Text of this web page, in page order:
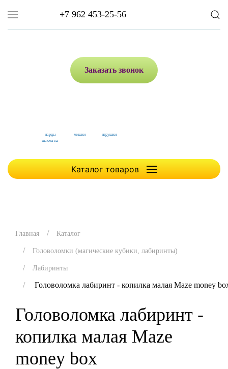
+7 962 453-25-56
Заказать звонок
нарды
шахматы
мишки игрушки
Каталог товаров
Главная Каталог
Головоломки (магические кубики, лабиринты)
Лабиринты
Головоломка лабиринт - копилка малая Maze money
Головоломка лабиринт -
копилка малая Maze
money box